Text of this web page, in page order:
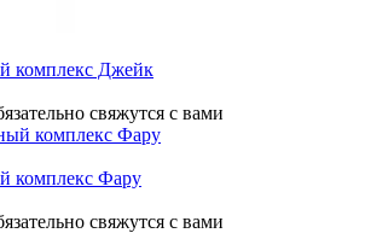
комплекс Джейк
свяжутся с вами
комплекс Фару
свяжутся с вами